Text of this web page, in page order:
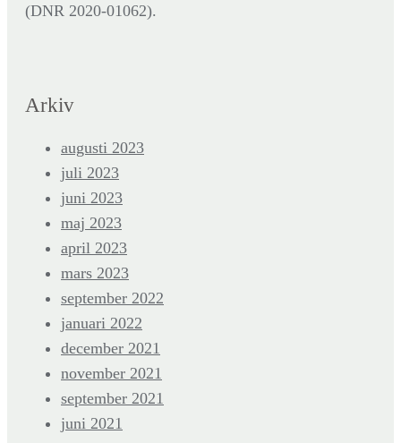
(DNR 2020-01062).
Arkiv
augusti 2023
juli 2023
juni 2023
maj 2023
april 2023
mars 2023
september 2022
januari 2022
december 2021
november 2021
september 2021
juni 2021